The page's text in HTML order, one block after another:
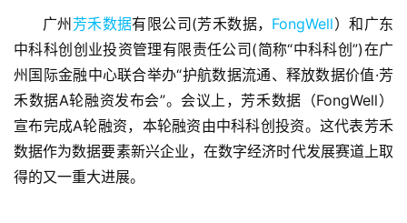
广州 芳禾数据有限公司(芳禾数据， FongWell）和广东
中科科创创业投资管理有限责任公司(简称“中科科创”)在广
州国际金融中心联合举办“护航数据流通、释放数据价值·芳
禾数据A轮融资发布会”。会议上，芳禾数据（FongWell）
宣布完成A轮融资，本轮融资由中科科创投资。这代表芳禾
数据作为数据要素新兴企业，在数字经济时代发展赛道上取
得的又一重大进展。